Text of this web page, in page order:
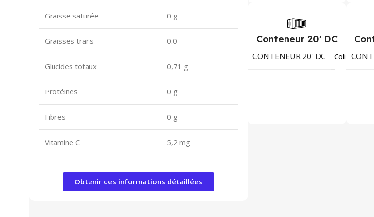
Graisse saturée 0 g
Graisses trans 0.0
Glucides totaux 0,71 g
Protéines 0 g
Fibres 0 g
Vitamine C 5,2 mg
Obtenir des informations détaillées
Conteneur 20' DC
CONTENEUR 20' DC 1402
Colis